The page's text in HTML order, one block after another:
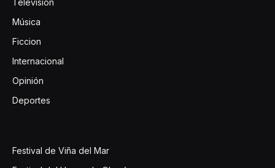
Televisión
Música
Ficcion
Internacional
Opinión
Deportes
Festival de Viña del Mar